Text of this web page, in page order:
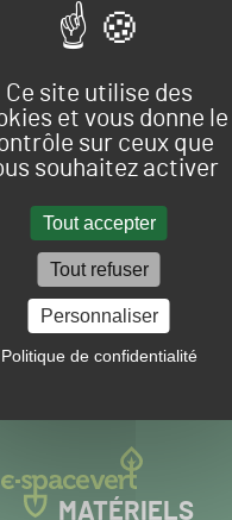
Ce site utilise des
et vous donne le
sur ceux que
souhaitez activer
Tout accepter
Tout refuser
Personnaliser
Politique de confidentialité
VA-T-ELLE DEVENIR
VISITEZ NOS
MATÉRIELS